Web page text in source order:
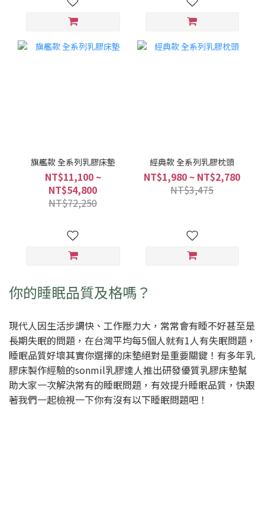
旗艦款 全系列乳膠床墊
NT$11,100 ~
NT$54,800
NT$72,250
經典款 全系列乳膠枕頭
NT$1,980 ~ NT$2,780
NT$3,475
你的睡眠品質及格嗎？
現代人因生活步調快、工作壓力大，常常會有睡不好甚至是
長期失眠的問題，在台灣平均每5個人就有1人有失眠問題，
睡眠品質好壞其實你選擇的床墊絕對是重要關鍵！有多年乳
膠床製作經驗的sonmil乳膠達人推出研發優質乳膠床墊幫
助大家一次解決常有的睡眠問題，有效提升睡眠品質，快跟
著我們一起檢視一下你有沒有以下睡眠問題吧！